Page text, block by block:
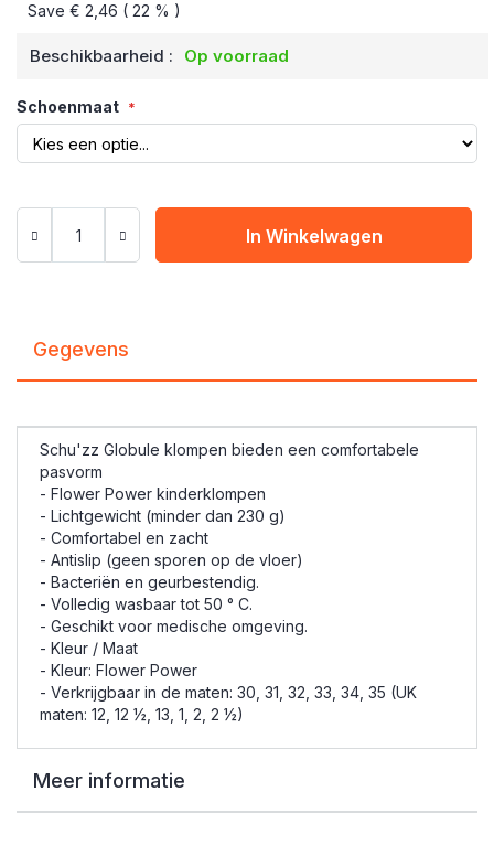
Save € 2,46 ( 22 % )
Beschikbaarheid : Op voorraad
Schoenmaat
In Winkelwagen
Gegevens
Schu'zz Globule klompen bieden een comfortabele
pasvorm
- Flower Power kinderklompen
- Lichtgewicht (minder dan 230 g)
- Comfortabel en zacht
- Antislip (geen sporen op de vloer)
- Bacteriën en geurbestendig.
- Volledig wasbaar tot 50 ° C.
- Geschikt voor medische omgeving.
- Kleur / Maat
- Kleur: Flower Power
- Verkrijgbaar in de maten: 30, 31, 32, 33, 34, 35 (UK
maten: 12, 12 ½, 13, 1, 2, 2 ½)
Meer informatie